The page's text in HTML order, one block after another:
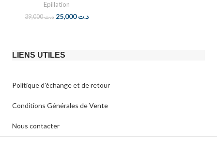
Epillation
د.ت39,000 د.ت25,000
LIENS UTILES
Politique d'échange et de retour​
Conditions Générales de Vente
Nous contacter